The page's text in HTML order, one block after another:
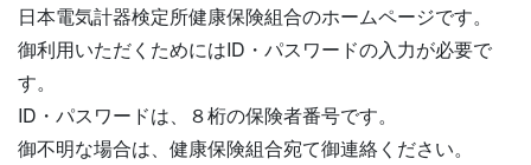
日本電気計器検定所健康保険組合のホームページです。
御利用いただくためにはID・パスワードの入力が必要で
す。
ID・パスワードは、８桁の保険者番号です。
御不明な場合は、健康保険組合宛て御連絡ください。